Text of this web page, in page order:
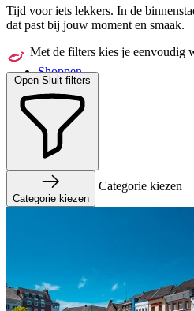
Shoppen
Tijd voor iets lekkers. In de
dat past bij jouw moment en smaak.
Met de filters kies je eenvoudig
Open Sluit filters
Categorie kiezen
Categorie kiezen